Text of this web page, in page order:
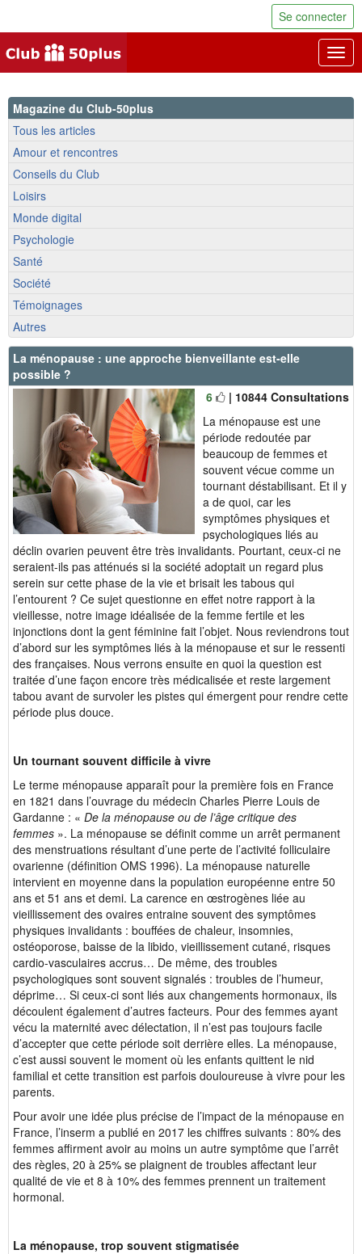
Se connecter
Magazine du Club-50plus
Tous les articles
Amour et rencontres
Conseils du Club
Loisirs
Monde digital
Psychologie
Santé
Société
Témoignages
Autres
La ménopause : une approche bienveillante est-elle
possible ?
6
| 10844 Consultations
La ménopause est une
période redoutée par
beaucoup de femmes et
souvent vécue comme un
tournant déstabilisant. Et il y
a de quoi, car les
symptômes physiques et
psychologiques liés au
déclin ovarien peuvent être très invalidants. Pourtant, ceux-ci ne
seraient-ils pas atténués si la société adoptait un regard plus
serein sur cette phase de la vie et brisait les tabous qui
l’entourent ? Ce sujet questionne en effet notre rapport à la
vieillesse, notre image idéalisée de la femme fertile et les
injonctions dont la gent féminine fait l’objet. Nous reviendrons tout
d’abord sur les symptômes liés à la ménopause et sur le ressenti
des françaises. Nous verrons ensuite en quoi la question est
traitée d’une façon encore très médicalisée et reste largement
tabou avant de survoler les pistes qui émergent pour rendre cette
période plus douce.
Un tournant souvent difficile à vivre
Le terme ménopause apparaît pour la première fois en France
en 1821 dans l’ouvrage du médecin Charles Pierre Louis de
Gardanne : « De la ménopause ou de l’âge critique des
femmes ». La ménopause se définit comme un arrêt permanent
des menstruations résultant d’une perte de l’activité folliculaire
ovarienne (définition OMS 1996). La ménopause naturelle
intervient en moyenne dans la population européenne entre 50
ans et 51 ans et demi. La carence en œstrogènes liée au
vieillissement des ovaires entraine souvent des symptômes
physiques invalidants : bouffées de chaleur, insomnies,
ostéoporose, baisse de la libido, vieillissement cutané, risques
cardio-vasculaires accrus… De même, des troubles
psychologiques sont souvent signalés : troubles de l’humeur,
déprime… Si ceux-ci sont liés aux changements hormonaux, ils
découlent également d’autres facteurs. Pour des femmes ayant
vécu la maternité avec délectation, il n’est pas toujours facile
d’accepter que cette période soit derrière elles. La ménopause,
c’est aussi souvent le moment où les enfants quittent le nid
familial et cette transition est parfois douloureuse à vivre pour les
parents.
Pour avoir une idée plus précise de l’impact de la ménopause en
France, l’inserm a publié en 2017 les chiffres suivants : 80% des
femmes affirment avoir au moins un autre symptôme que l’arrêt
des règles, 20 à 25% se plaignent de troubles affectant leur
qualité de vie et 8 à 10% des femmes prennent un traitement
hormonal.
La ménopause, trop souvent stigmatisée